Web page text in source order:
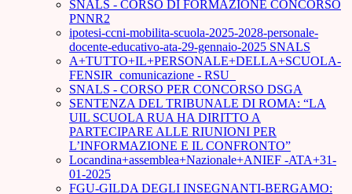
SNALS - CORSO DI FORMAZIONE CONCORSO
PNNR2
ipotesi-ccni-mobilita-scuola-2025-2028-personale-
docente-educativo-ata-29-gennaio-2025 SNALS
A+TUTTO+IL+PERSONALE+DELLA+SCUOLA-
FENSIR_comunicazione - RSU_
SNALS - CORSO PER CONCORSO DSGA
SENTENZA DEL TRIBUNALE DI ROMA: “LA
UIL SCUOLA RUA HA DIRITTO A
PARTECIPARE ALLE RIUNIONI PER
L’INFORMAZIONE E IL CONFRONTO”
Locandina+assemblea+Nazionale+ANIEF -ATA+31-
01-2025
FGU-GILDA DEGLI INSEGNANTI-BERGAMO: